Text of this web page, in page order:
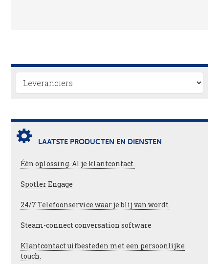
LAATSTE PRODUCTEN EN DIENSTEN
Één oplossing. Al je klantcontact.
Spotler Engage
24/7 Telefoonservice waar je blij van wordt.
Steam-connect conversation software
Klantcontact uitbesteden met een persoonlijke
touch.